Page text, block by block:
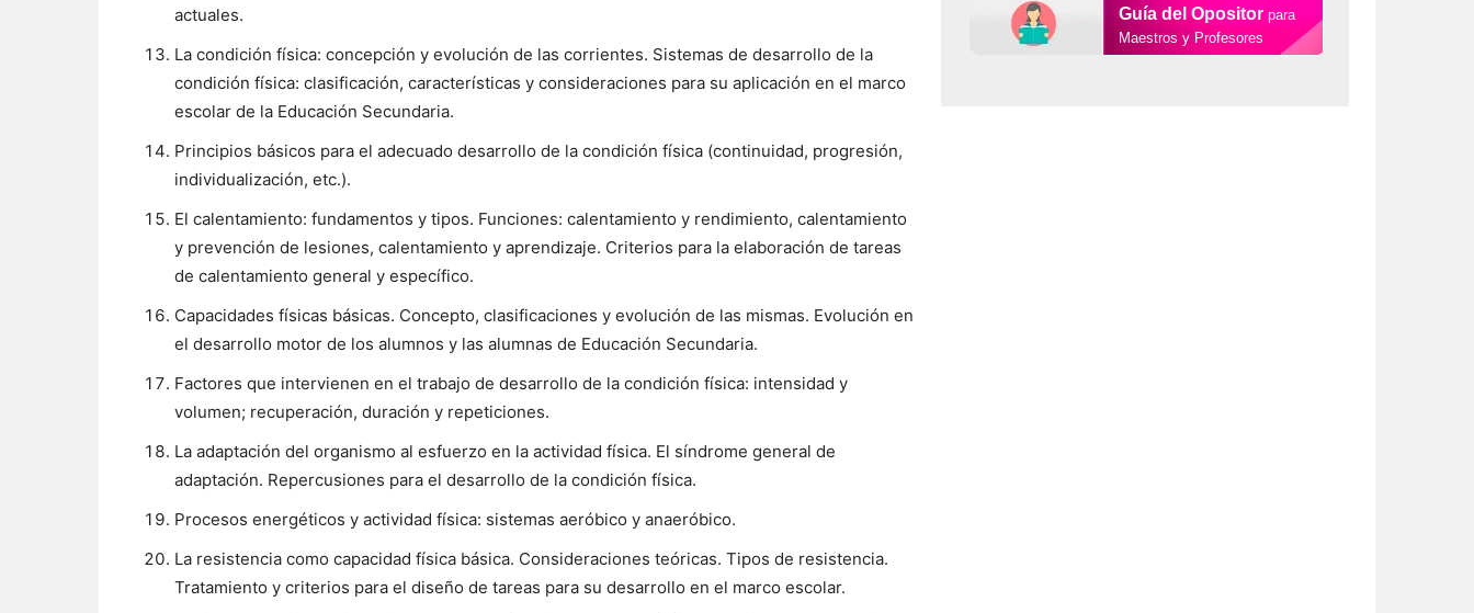
actuales.
La condición física: concepción y evolución de las corrientes. Sistemas de desarrollo de la
condición física: clasificación, características y consideraciones para su aplicación en el marco
escolar de la Educación Secundaria.
Principios básicos para el adecuado desarrollo de la condición física (continuidad, progresión,
individualización, etc.).
El calentamiento: fundamentos y tipos. Funciones: calentamiento y rendimiento, calentamiento
y prevención de lesiones, calentamiento y aprendizaje. Criterios para la elaboración de tareas
de calentamiento general y específico.
Capacidades físicas básicas. Concepto, clasificaciones y evolución de las mismas. Evolución en
el desarrollo motor de los alumnos y las alumnas de Educación Secundaria.
Factores que intervienen en el trabajo de desarrollo de la condición física: intensidad y
volumen; recuperación, duración y repeticiones.
La adaptación del organismo al esfuerzo en la actividad física. El síndrome general de
adaptación. Repercusiones para el desarrollo de la condición física.
Procesos energéticos y actividad física: sistemas aeróbico y anaeróbico.
La resistencia como capacidad física básica. Consideraciones teóricas. Tipos de resistencia.
Tratamiento y criterios para el diseño de tareas para su desarrollo en el marco escolar.
Guía del Opositor para
Maestros y Profesores